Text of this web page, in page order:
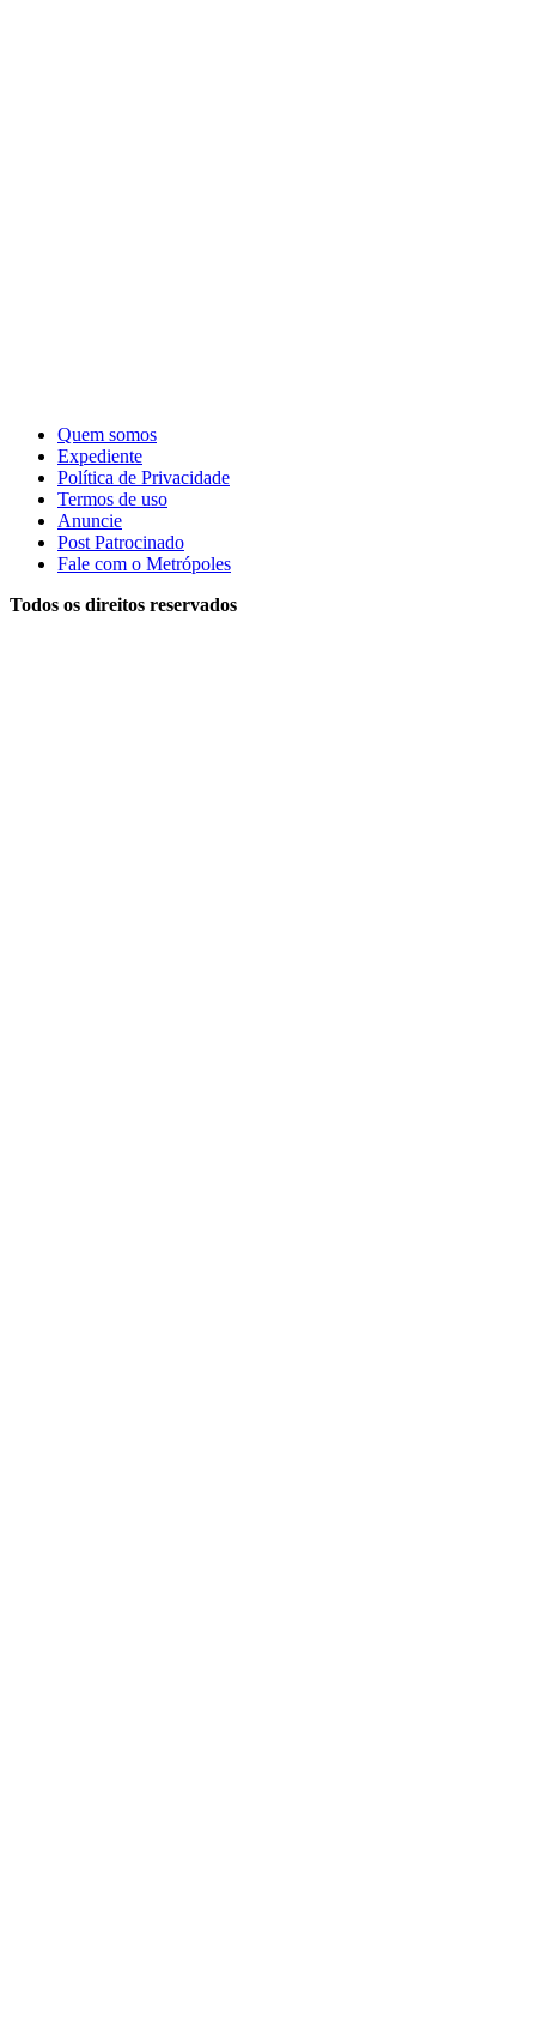
Quem somos
Expediente
Política de Privacidade
Termos de uso
Anuncie
Post Patrocinado
Fale com o Metrópoles
Todos os direitos reservados